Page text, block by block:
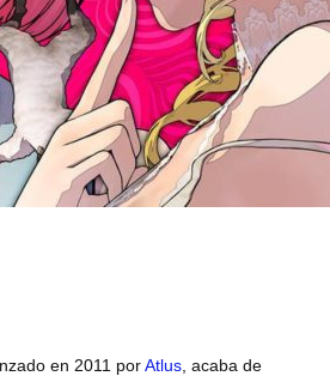
en 2011 porAtlus, acaba de